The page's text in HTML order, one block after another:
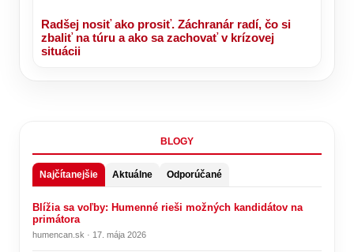
Radšej nosiť ako prosiť. Záchranár radí, čo si
zbaliť na túru a ako sa zachovať v krízovej
situácii
BLOGY
Najčítanejšie Aktuálne Odporúčané
Blížia sa voľby: Humenné rieši možných kandidátov na
primátora
humencan.sk · 17. mája 2026